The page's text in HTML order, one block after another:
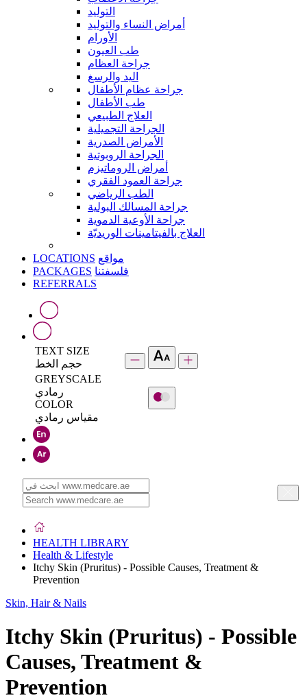
التوليد
أمراض النساء والتوليد
الأورام
طب العيون
جراحة العظام
اليد والرسغ
جراحة عظام الأطفال
طب الأطفال
العلاج الطبيعي
الجراحة التجميلية
الأمراض الصدرية
الجراحة الروبوتية
أمراض الروماتيزم
جراحة العمود الفقري
الطب الرياضي
جراحة المسالك البولية
جراحة الأوعية الدموية
العلاج بالفيتامينات الوريديّة
LOCATIONS مواقع
PACKAGES فلسفتنا
REFERRALS
TEXT SIZE
حجم الخط
GREYSCALE
رمادي
COLOR
مقياس رمادي
HEALTH LIBRARY
Health & Lifestyle
Itchy Skin (Pruritus) - Possible Causes, Treatment &
Prevention
Skin, Hair & Nails
Itchy Skin (Pruritus) - Possible
Causes, Treatment &
Prevention